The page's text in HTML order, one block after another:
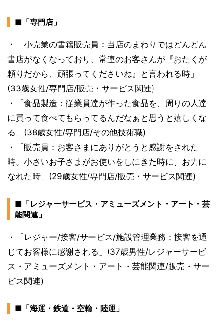
■「専門店」
・「小売業の書籍販売員：当店のまわりではどんどん
書店がなくなっており、常連のお客さんが『おたくが
頼りだから、頑張ってくださいね』と言われる時」
(33歳女性/専門店/販売・サービス関連)
・「食品製造：従業員達が作った食品を、周りの人達
に買って食べてもらってるんだなぁと思うと嬉しくな
る」(38歳女性/専門店/その他技術職)
・「販売員：お客さまにありがとうと感謝をされた
時。小さいお子さまがお使いをしにきた時に、お力に
なれた時」(29歳女性/専門店/販売・サービス関連)
■「レジャーサービス・アミューズメント・アート・芸
能関連」
・「レジャー/接客/サービス/施設管理業務：接客を通
じてお客様に感謝される」(37歳男性/レジャーサービ
ス・アミューズメント・アート・芸能関連/販売・サー
ビス関連)
■「海運・鉄道・空輸・陸運」